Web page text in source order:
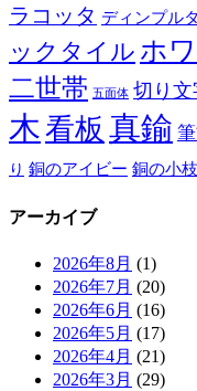
ラコッタ ディンプル
ックタイル ホ
二世帯 五面体 切り文
木看板 真鍮
り 銅のアイビー 銅の小枝
アーカイブ
2026年8月 (1)
2026年7月 (20)
2026年6月 (16)
2026年5月 (17)
2026年4月 (21)
2026年3月 (29)